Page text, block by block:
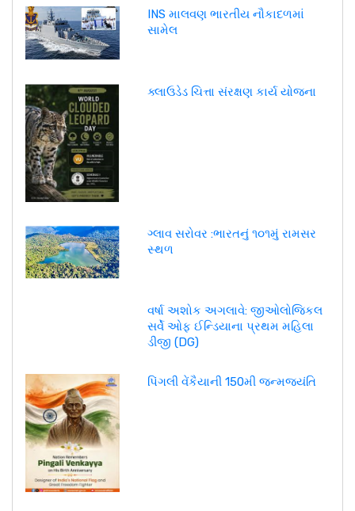
INS માલવણ ભારતીય નૌકાદળમાં
સામેલ
ક્લાઉડેડ ચિત્તા સંરક્ષણ કાર્ય યોજના
ગ્લાવ સરોવર :ભારતનું ૧૦૧મું રામસર
સ્થળ
વર્ષા અશોક અગલાવે: જીઓલોજિકલ
સર્વે ઓફ ઈન્ડિયાના પ્રથમ મહિલા
ડીજી (DG)
પિંગલી વેંકૈયાની 150મી જન્મજયંતિ